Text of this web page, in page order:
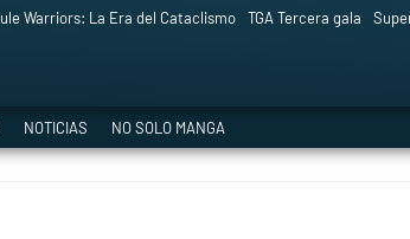
Warriors: La Era del Cataclismo TGA Tercera gala
NOTICIAS NO SOLO MANGA